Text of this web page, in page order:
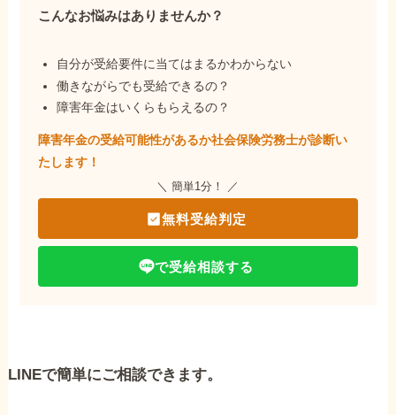
こんなお悩みはありませんか？
自分が受給要件に当てはまるかわからない
働きながらでも受給できるの？
障害年金はいくらもらえるの？
障害年金の受給可能性があるか社会保険労務士が診断い
たします！
＼ 簡単1分！ ／
無料受給判定
で受給相談する
LINEで簡単にご相談できます。